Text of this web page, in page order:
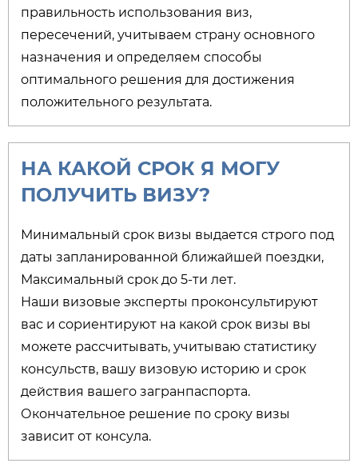
правильность использования виз,
пересечений, учитываем страну основного
назначения и определяем способы
оптимального решения для достижения
положительного результата.
НА КАКОЙ СРОК Я МОГУ
ПОЛУЧИТЬ ВИЗУ?​
Минимальный срок визы выдается строго под
даты запланированной ближайшей поездки,
Максимальный срок до 5-ти лет.
Наши визовые эксперты проконсультируют
вас и сориентируют на какой срок визы вы
можете рассчитывать, учитываю статистику
консульств, вашу визовую историю и срок
действия вашего загранпаспорта.
Окончательное решение по сроку визы
зависит от консула.